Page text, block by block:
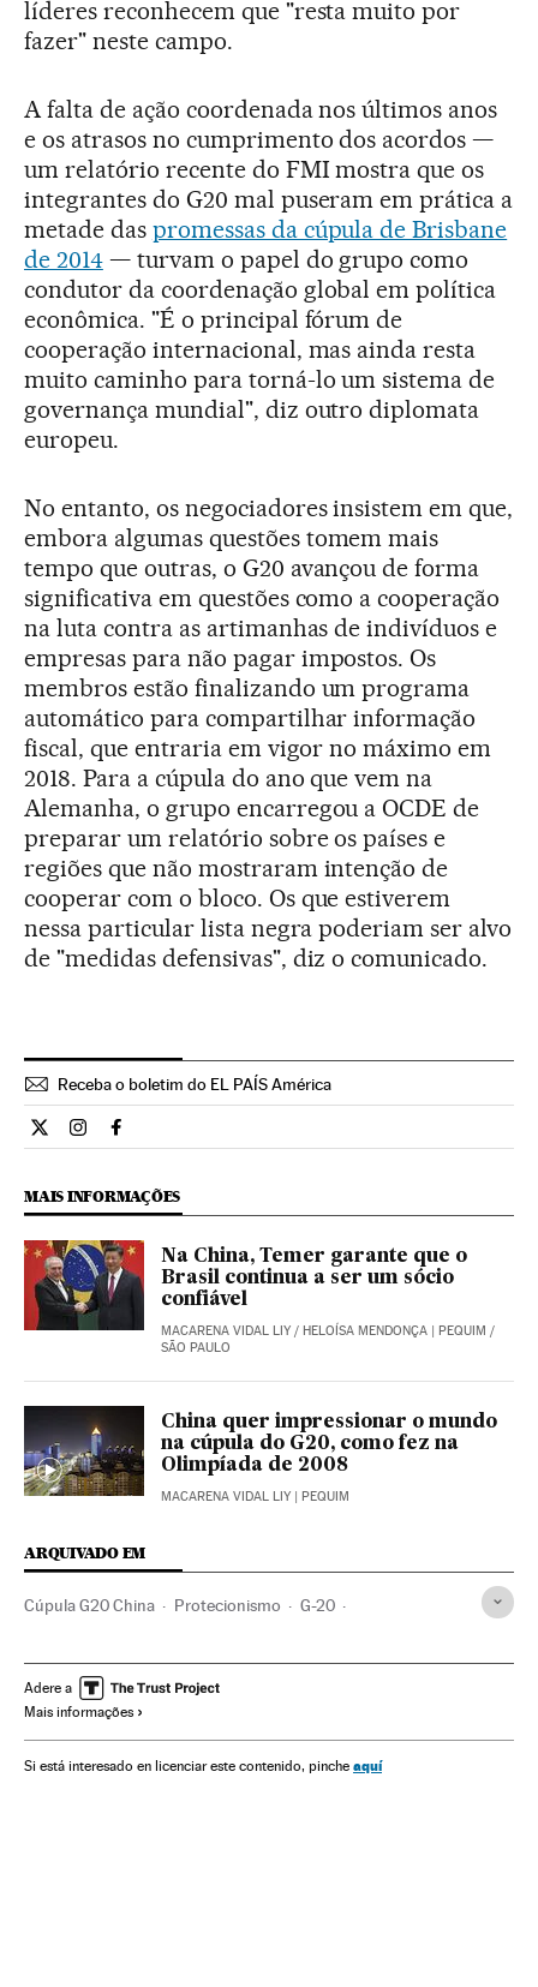
líderes reconhecem que "resta muito por
fazer" neste campo.
A falta de ação coordenada nos últimos anos
e os atrasos no cumprimento dos acordos —
um relatório recente do FMI mostra que os
integrantes do G20 mal puseram em prática a
metade das promessas da cúpula de Brisbane
de 2014— turvam o papel do grupo como
condutor da coordenação global em política
econômica. "É o principal fórum de
cooperação internacional, mas ainda resta
muito caminho para torná-lo um sistema de
governança mundial", diz outro diplomata
europeu.
No entanto, os negociadores insistem em que,
embora algumas questões tomem mais
tempo que outras, o G20 avançou de forma
significativa em questões como a cooperação
na luta contra as artimanhas de indivíduos e
empresas para não pagar impostos. Os
membros estão finalizando um programa
automático para compartilhar informação
fiscal, que entraria em vigor no máximo em
2018. Para a cúpula do ano que vem na
Alemanha, o grupo encarregou a OCDE de
preparar um relatório sobre os países e
regiões que não mostraram intenção de
cooperar com o bloco. Os que estiverem
nessa particular lista negra poderiam ser alvo
de "medidas defensivas", diz o comunicado.
Receba o boletim do EL PAÍS América
Internacional El País Brasil en Twitter
Internacional El País Brasil en Instagram
Internacional El País Brasil en Facebook
MAIS INFORMAÇÕES
Na China, Temer garante que o
Brasil continua a ser um sócio
confiável
MACARENA VIDAL LIY / HELOÍSA MENDONÇA | PEQUIM /
SÃO PAULO
China quer impressionar o mundo
na cúpula do G20, como fez na
Olimpíada de 2008
MACARENA VIDAL LIY | PEQUIM
ARQUIVADO EM
Cúpula G20 China Protecionismo G-20
Relações internacionais China
Organizações internacionais Relações exteriores
Adere a
Mais informações
Si está interesado en licenciar este contenido, pinche aquí